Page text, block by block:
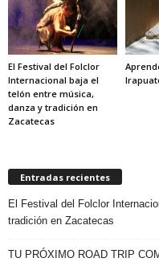
El Festival del Folclor
Internacional baja el
telón entre música,
danza y tradición en
Zacatecas
Entradas recientes
El Festival del Folclor
tradición en Zacatecas
TU PRÓXIMO ROAD TRIP